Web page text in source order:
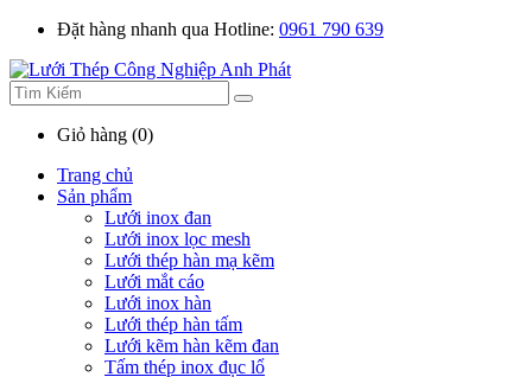
Đặt hàng nhanh qua Hotline: 0961 790 639
Giỏ hàng (0)
Trang chủ
Sản phẩm
Lưới inox đan
Lưới inox lọc mesh
Lưới thép hàn mạ kẽm
Lưới mắt cáo
Lưới inox hàn
Lưới thép hàn tấm
Lưới kẽm hàn kẽm đan
Tấm thép inox đục lổ